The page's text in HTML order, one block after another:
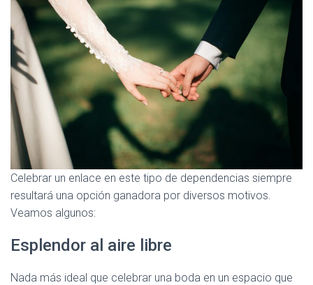
Celebrar un enlace en este tipo de dependencias siempre
resultará una opción ganadora por diversos motivos.
Veamos algunos:
Esplendor al aire libre
Nada más ideal que celebrar una boda en un espacio que